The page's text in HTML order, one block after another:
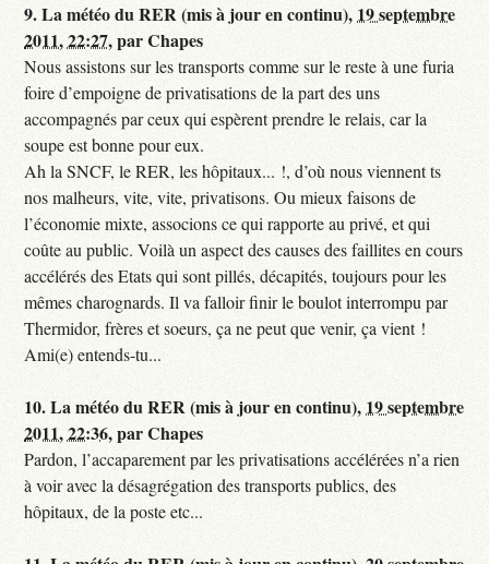
9.La météo du RER (mis à jour en continu), 19 septembre
2011, 22:27,parChapes
Nous assistons sur les transports comme sur le reste à une furia
foire d’empoigne de privatisations de la part des uns
accompagnés par ceux qui espèrent prendre le relais, car la
soupe est bonne pour eux.
Ah la SNCF, le RER, les hôpitaux... !, d’où nous viennent ts
nos malheurs, vite, vite, privatisons. Ou mieux faisons de
l’économie mixte, associons ce qui rapporte au privé, et qui
coûte au public. Voilà un aspect des causes des faillites en cours
accélérés des Etats qui sont pillés, décapités, toujours pour les
mêmes charognards. Il va falloir finir le boulot interrompu par
Thermidor, frères et soeurs, ça ne peut que venir, ça vient !
Ami(e) entends-tu...
10.La météo du RER (mis à jour en continu), 19 septembre
2011, 22:36,parChapes
Pardon, l’accaparement par les privatisations accélérées n’a rien
à voir avec la désagrégation des transports publics, des
hôpitaux, de la poste etc...